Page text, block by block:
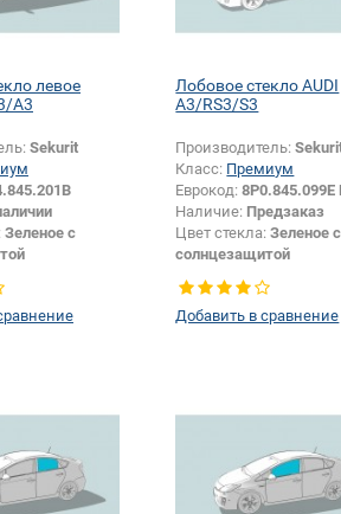
левое
A3
Sekurit
Зеленое с
стекло
Лобовое стекло AUDI
A3/RS3/S3
Производитель:
Класс: Премиум
Еврокод:8P0.845.099E
Наличие: Предзаказ
Цвет стекла:Зеленое с
солнцезащитой
Цвет полосы:
Тип кузова:Хетчбек
Появление или
Добавить в сравнение